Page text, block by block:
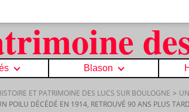
Blason
ET PATRIMOINE DES LUCS SUR BOULOGNE >
POILU DÉCÉDÉ EN 1914, RETROUVÉ 90 ANS PLUS